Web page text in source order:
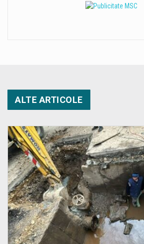
ALTE ARTICOLE